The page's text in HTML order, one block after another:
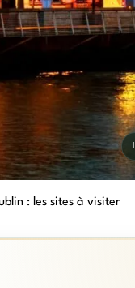
: les sites à visiter